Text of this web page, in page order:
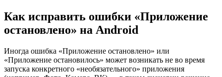
Как исправить ошибки «Приложение
остановлено» на Android
Иногда ошибка «Приложение остановлено» или
«Приложение остановилось» может возникать не во время
запуска конкретного «необязательного» приложения